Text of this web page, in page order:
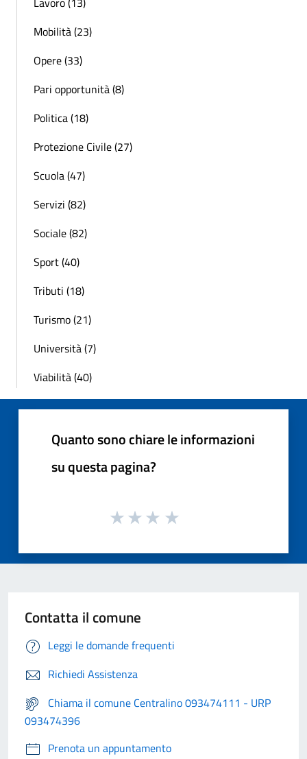
Mobilità (23)
Opere (33)
Pari opportunità (8)
Politica (18)
Protezione Civile (27)
Scuola (47)
Servizi (82)
Sociale (82)
Sport (40)
Tributi (18)
Turismo (21)
Università (7)
Viabilità (40)
Quanto sono chiare le informazioni
su questa pagina?
Contatta il comune
Leggi le domande frequenti
Richiedi Assistenza
Chiama il comune Centralino 093474111 - URP
093474396
Prenota un appuntamento